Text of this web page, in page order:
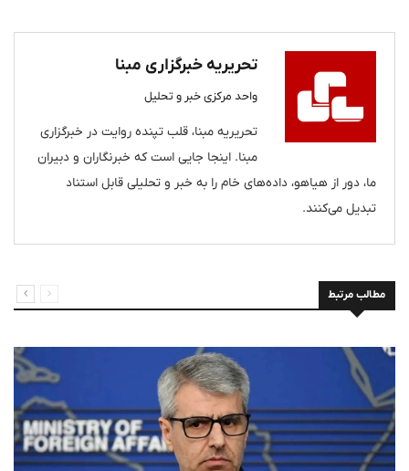
تحریریه خبرگزاری مبنا
واحد مرکزی خبر و تحلیل
تحریریه مبنا، قلب تپنده روایت در خبرگزاری
مبنا. اینجا جایی است که خبرنگاران و دبیران
ما، دور از هیاهو، داده‌های خام را به خبر و تحلیلی قابل استناد
تبدیل می‌کنند.
مطالب مرتبط